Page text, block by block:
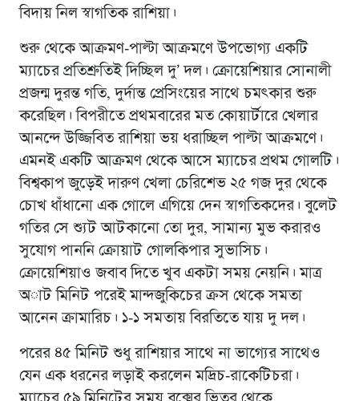
বিদায় নিল স্বাগতিক রাশিয়া।
শুরু থেকে আক্রমণ-পাল্টা আক্রমণে উপভোগ্য একটি
ম্যাচের প্রতিশ্রুতিই দিচ্ছিল দু’ দল। ক্রোয়েশিয়ার সোনালী
প্রজন্ম দুরন্ত গতি, দুর্দান্ত প্রেসিংয়ের সাথে চমৎকার শুরু
করেছিল। বিপরীতে প্রথমবারের মত কোয়ার্টারে খেলার
আনন্দে উজ্জিবিত রাশিয়া ভয় ধরাচ্ছিল পাল্টা আক্রমণে।
এমনই একটি আক্রমণ থেকে আসে ম্যাচের প্রথম গোলটি।
বিশ্বকাপ জুড়েই দারুণ খেলা চেরিশেভ ২৫ গজ দুর থেকে
চোখ ধাঁধানো এক গোলে এগিয়ে দেন স্বাগতিকদের। বুলেট
গতির সে শ্যুট আটকানো তো দুর, সামান্য মুভ করারও
সুযোগ পাননি ক্রোয়াট গোলকিপার সুভাসিচ।
ক্রোয়েশিয়াও জবাব দিতে খুব একটা সময় নেয়নি। মাত্র
অাট মিনিট পরেই মান্দজুকিচের ক্রস থেকে সমতা
আনেন ক্রামারিচ। ১-১ সমতায় বিরতিতে যায় দু দল।
পরের ৪৫ মিনিট শুধু রাশিয়ার সাথে না ভাগ্যের সাথেও
যেন এক ধরনের লড়াই করলেন মদ্রিচ-রাকেটিচরা।